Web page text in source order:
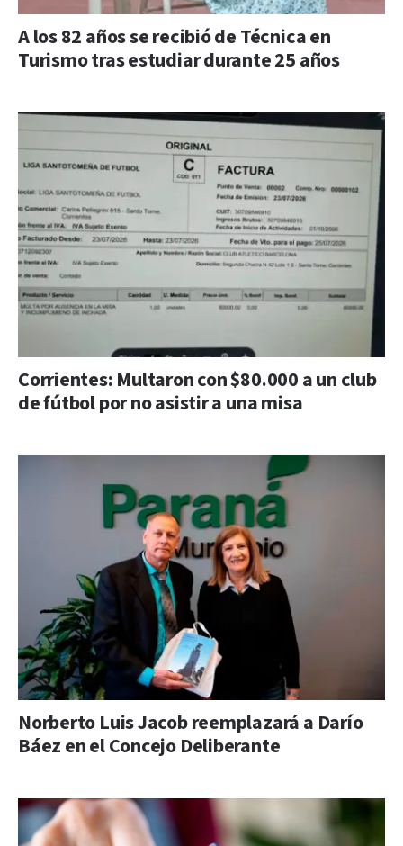
A los 82 años se recibió de Técnica en
Turismo tras estudiar durante 25 años
Corrientes: Multaron con $80.000 a un club
de fútbol por no asistir a una misa
Norberto Luis Jacob reemplazará a Darío
Báez en el Concejo Deliberante